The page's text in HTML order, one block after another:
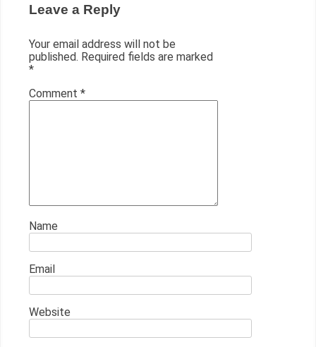
Leave a Reply
Your email address will not be
published. Required fields are marked
*
Comment *
Name
Email
Website